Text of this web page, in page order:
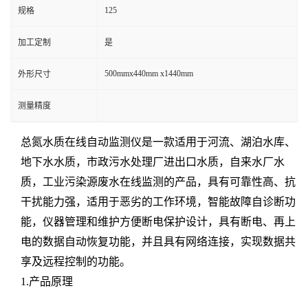
规格 125
加工定制 是
外形尺寸 500mmx440mm x1440mm
测量精度
总氮水质在线自动监测仪是一款适用于河流、湖泊水库、
地下水水质，市政污水处理厂进出口水质，自来水厂水
质，工业污染源废水在线监测的产品，具有可靠性高、抗
干扰能力强，适用于恶劣的工作环境，智能故障自诊断功
能，仪器管理和维护方便断电保护设计，具有断电、再上
电的数据自动恢复功能，并且具有 网络连接，实现数据共
享及远程控制的功能。
1.产品原理